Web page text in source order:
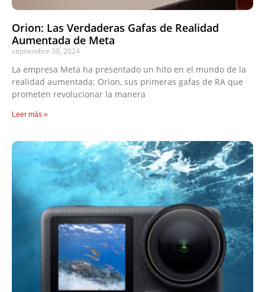
Orion: Las Verdaderas Gafas de Realidad
Aumentada de Meta
septiembre 30, 2024
La empresa Meta ha presentado un hito en el mundo de la
realidad aumentada: Orion, sus primeras gafas de RA que
prometen revolucionar la manera
Leer más »